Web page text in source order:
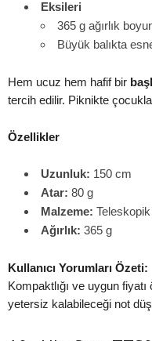
Eksileri
365 g ağırlık
Büyük balıkta
Hem ucuz hem hafif bir
tercih edilir. Piknikte
Özellikler
Uzunluk: 150 cm
Atar: 80 g
Malzeme:
Ağırlık: 365 g
Kullanıcı Yorumları Özeti:
Kompaktlığı ve uygun
yetersiz kalabileceği not